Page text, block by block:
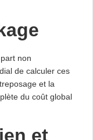
non
de calculer ces
et la
du coût global
et